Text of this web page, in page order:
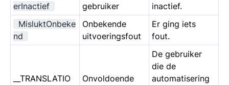
erInactief
gebruiker
inactief.
MisluktOnbeke
nd
Onbekende
uitvoeringsfout
Er ging iets
fout.
__TRANSLATIO
Onvoldoende
De gebruiker
die de
automatisering